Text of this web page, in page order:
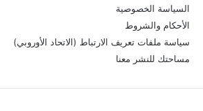
السياسة الخصوصية
الأحكام والشروط
سياسة ملفات تعريف الارتباط (الاتحاد الأوروبي)
مساحتك للنشر معنا